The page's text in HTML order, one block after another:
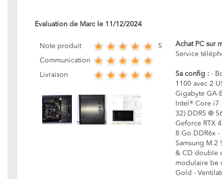
Evaluation de Marcle 11/12/2024
Note produit 5
Communication
Livraison
Achat PC sur
Service
Sa config : -
1100 avec 2
Gigabyte GA-
Intel® Core
32) DDR5 @
Geforce RTX
8 Go DDR6x -
Samsung M.2
& CD double
modulaire be
Gold -